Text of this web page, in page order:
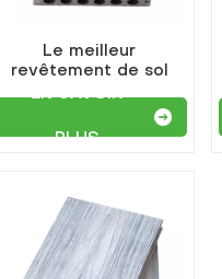
Le meilleur
revêtement de sol
bois-plastique couleur
bois antique
PLUS